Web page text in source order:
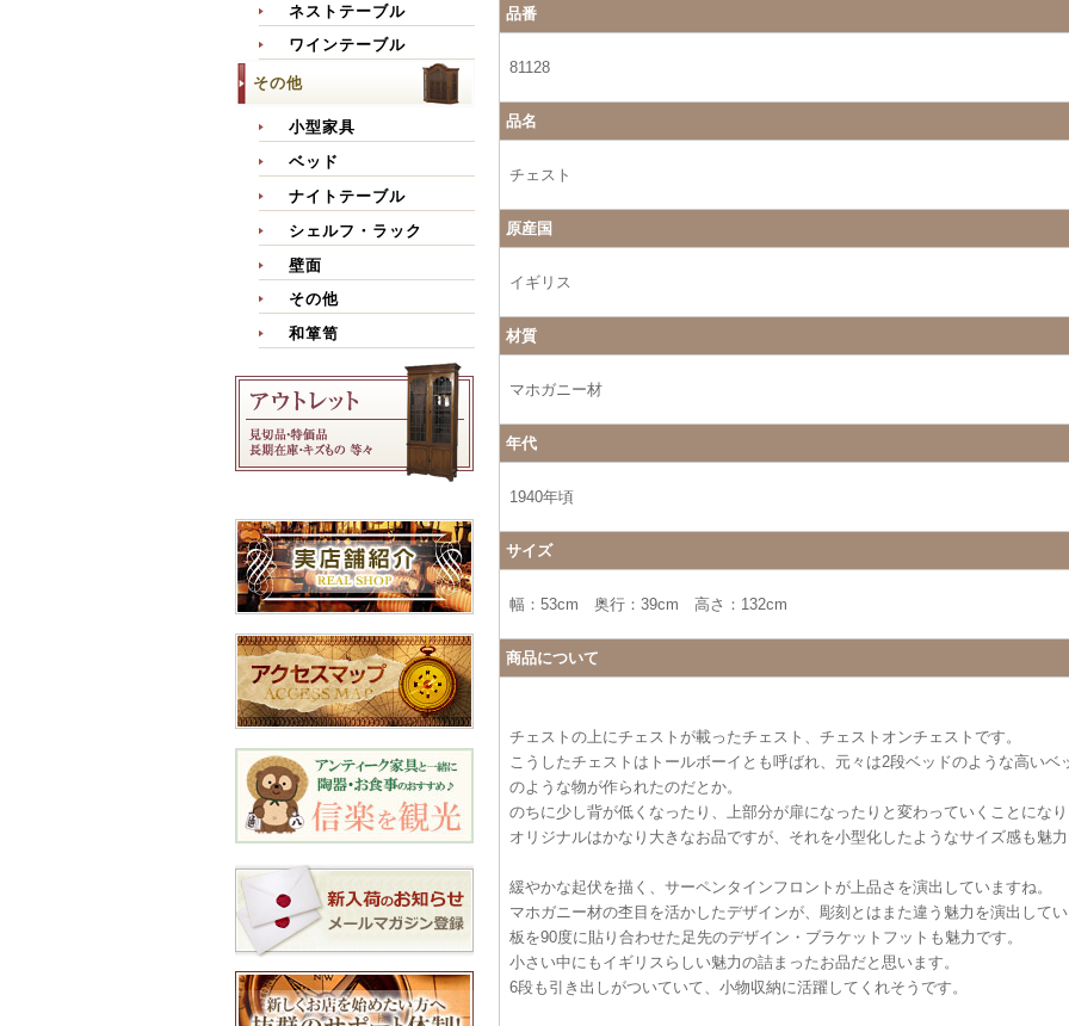
ネストテーブル
ワインテーブル
その他
小型家具
ベッド
ナイトテーブル
シェルフ・ラック
壁面
その他
和箪笥
品番
81128
品名
チェスト
原産国
イギリス
材質
マホガニー材
年代
1940年頃
サイズ
幅：53cm 奥行：39cm 高さ：132cm
商品について
チェストの上にチェストが載ったチェスト、チェストオンチェストです。
こうしたチェストはトールボーイとも呼ばれ、元々は2段ベッドのような高いベ
のような物が作られたのだとか。
のちに少し背が低くなったり、上部分が扉になったりと変わっていくことになり
オリジナルはかなり大きなお品ですが、それを小型化したようなサイズ感も魅力
緩やかな起伏を描く、サーペンタインフロントが上品さを演出していますね。
マホガニー材の杢目を活かしたデザインが、彫刻とはまた違う魅力を演出してい
板を90度に貼り合わせた足先のデザイン・ブラケットフットも魅力です。
小さい中にもイギリスらしい魅力の詰まったお品だと思います。
6段も引き出しがついていて、小物収納に活躍してくれそうです。